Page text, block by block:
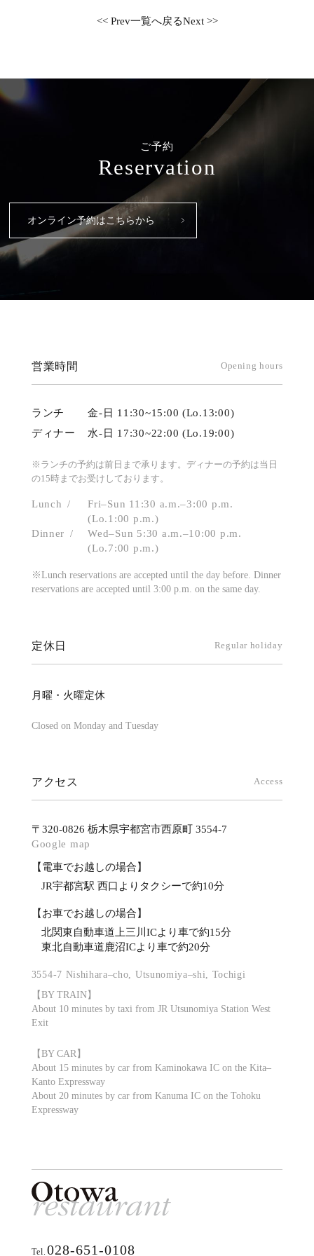
<< Prev一覧へ戻るNext >>
ご予約
Reservation
オンライン予約はこちらから
営業時間 Opening hours
ランチ
金-日 11:30~15:00 (Lo.13:00)
ディナー
水-日 17:30~22:00 (Lo.19:00)
※ランチの予約は前日まで承ります。ディナーの予約は当日
の15時までお受けしております。
Lunch
Fri–Sun 11:30 a.m.–3:00 p.m.
(Lo.1:00 p.m.)
Dinner
Wed–Sun 5:30 a.m.–10:00 p.m.
(Lo.7:00 p.m.)
※Lunch reservations are accepted until the day before. Dinner
reservations are accepted until 3:00 p.m. on the same day.
定休日 Regular holiday
月曜・火曜定休
Closed on Monday and Tuesday
アクセス Access
〒320-0826 栃木県宇都宮市西原町 3554-7
Google map
【電車でお越しの場合】
JR宇都宮駅 西口よりタクシーで約10分
【お車でお越しの場合】
北関東自動車道上三川ICより車で約15分
東北自動車道鹿沼ICより車で約20分
3554-7 Nishihara–cho, Utsunomiya–shi, Tochigi
【BY TRAIN】
About 10 minutes by taxi from JR Utsunomiya Station West
Exit
【BY CAR】
About 15 minutes by car from Kaminokawa IC on the Kita–
Kanto Expressway
About 20 minutes by car from Kanuma IC on the Tohoku
Expressway
Tel. 028-651-0108